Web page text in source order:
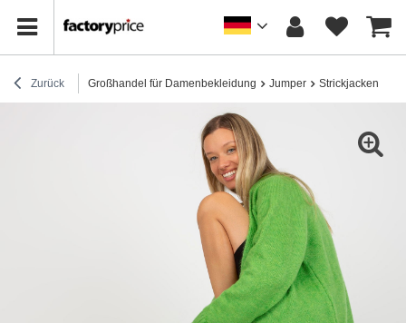
Zurück Großhandel für Damenbekleidung Jumper Strickjacken